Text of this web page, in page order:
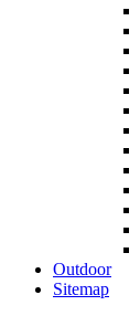
Outdoor
Sitemap